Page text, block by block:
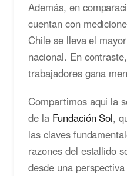
Además, en
cuentan con
Chile se lleva el
nacional. En
trabajadores gana
Compartimos aqui la
de la Fundación Sol,
las claves
razones del estallido
desde una